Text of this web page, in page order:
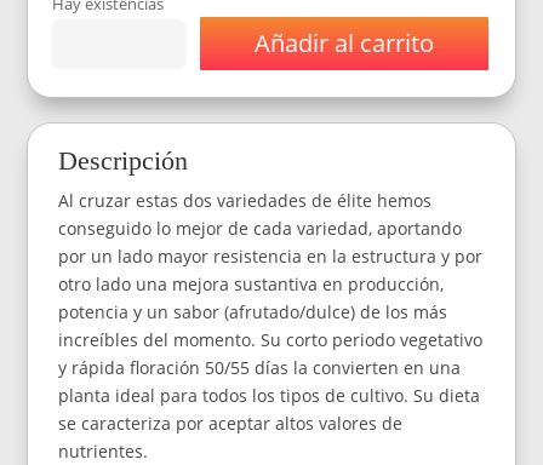
Seeds
Criminal
Feminizada
cantidad
Añadir al carrito
Descripción
Al cruzar estas dos variedades de élite hemos
conseguido lo mejor de cada variedad, aportando
por un lado mayor resistencia en la estructura y por
otro lado una mejora sustantiva en producción,
potencia y un sabor (afrutado/dulce) de los más
increíbles del momento. Su corto periodo vegetativo
y rápida floración 50/55 días la convierten en una
planta ideal para todos los tipos de cultivo. Su dieta
se caracteriza por aceptar altos valores de
nutrientes.